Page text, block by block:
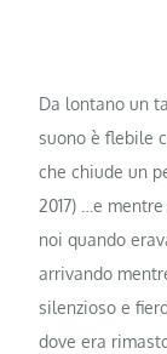
Da lontano un
suono è flebile
che chiude un
2017) …e
noi quando
arrivando
silenzioso e
dove era